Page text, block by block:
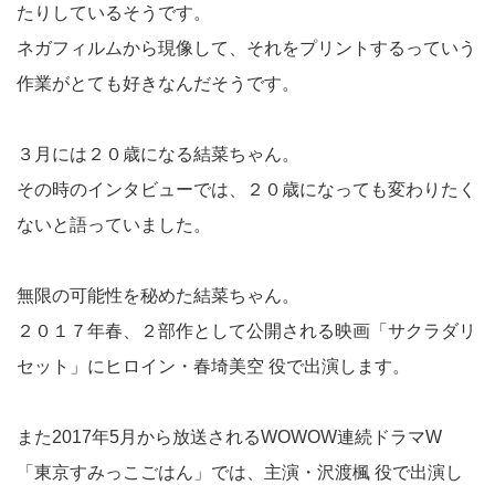
たりしているそうです。
ネガフィルムから現像して、それをプリントするっていう
作業がとても好きなんだそうです。
３月には２０歳になる結菜ちゃん。
その時のインタビューでは、２０歳になっても変わりたく
ないと語っていました。
無限の可能性を秘めた結菜ちゃん。
２０１７年春、２部作として公開される映画「サクラダリ
セット」にヒロイン・春埼美空 役で出演します。
また2017年5月から放送されるWOWOW連続ドラマW
「東京すみっこごはん」では、主演・沢渡楓 役で出演し